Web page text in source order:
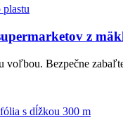
z
Bezpečne